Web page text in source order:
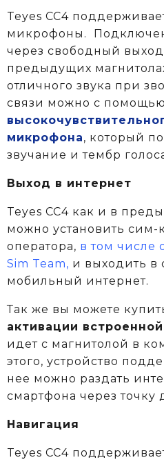
Teyes CC4
микрофоны.
через свободный выход
предыдущих
отличного звука при
связи можно с помощью
микрофона, который
звучание и тембр
Выход в интернет
Teyes CC4 как и в
можно установить сим-
оператора, в том числе
Sim Team, и выходить в
мобильный интернет.
Так же вы можете
активации
идет с магнитолой в
этого, устройство
нее можно раздать
смартфона через точку
Навигация
Teyes CC4